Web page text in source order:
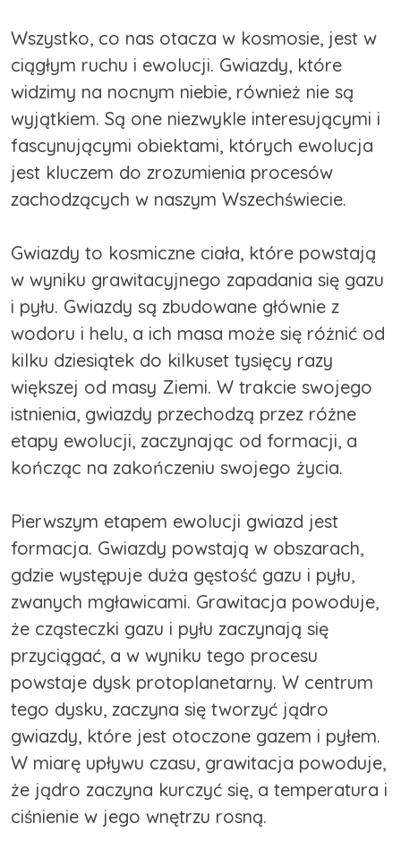
Wszystko, co nas otacza w kosmosie, jest w
ciągłym ruchu i ewolucji. Gwiazdy, które
widzimy na nocnym niebie, również nie są
wyjątkiem. Są one niezwykle interesującymi i
fascynującymi obiektami, których ewolucja
jest kluczem do zrozumienia procesów
zachodzących w naszym Wszechświecie.
Gwiazdy to kosmiczne ciała, które powstają
w wyniku grawitacyjnego zapadania się gazu
i pyłu. Gwiazdy są zbudowane głównie z
wodoru i helu, a ich masa może się różnić od
kilku dziesiątek do kilkuset tysięcy razy
większej od masy Ziemi. W trakcie swojego
istnienia, gwiazdy przechodzą przez różne
etapy ewolucji, zaczynając od formacji, a
kończąc na zakończeniu swojego życia.
Pierwszym etapem ewolucji gwiazd jest
formacja. Gwiazdy powstają w obszarach,
gdzie występuje duża gęstość gazu i pyłu,
zwanych mgławicami. Grawitacja powoduje,
że cząsteczki gazu i pyłu zaczynają się
przyciągać, a w wyniku tego procesu
powstaje dysk protoplanetarny. W centrum
tego dysku, zaczyna się tworzyć jądro
gwiazdy, które jest otoczone gazem i pyłem.
W miarę upływu czasu, grawitacja powoduje,
że jądro zaczyna kurczyć się, a temperatura i
ciśnienie w jego wnętrzu rosną.